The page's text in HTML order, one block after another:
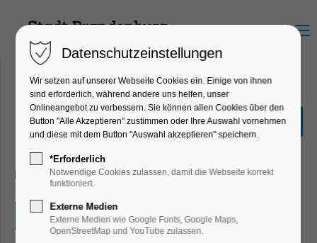
Menu
Orgelmusik am Mittag
Konzert, Musik
09.08.2026, 12:00–12:30
Eintritt frei
Datenschutzeinstellungen
Wir setzen auf unserer Webseite Cookies ein. Einige von ihnen
sind erforderlich, während andere uns helfen, unser
Onlineangebot zu verbessern. Sie können allen Cookies über den
Button "Alle Akzeptieren" zustimmen oder Ihre Auswahl vornehmen
und diese mit dem Button "Auswahl akzeptieren" speichern.
*Erforderlich
Notwendige Cookies zulassen, damit die Webseite korrekt
funktioniert.
Externe Medien
Externe Medien wie Google Fonts, Google Maps,
OpenStreetMap und YouTube zulassen.